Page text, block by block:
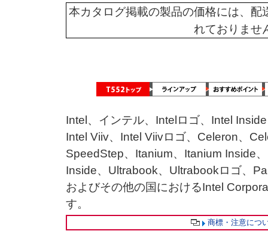
本カタログ掲載の製品の価格には、配
れておりませ
Intel、インテル、Intelロゴ、Intel
Intel Viiv、Intel Viivロゴ、Celeron、
SpeedStep、Itanium、Itanium Inside
Inside、Ultrabook、Ultrabookロゴ、
およびその他の国におけるIntel
す。
商標・注意につ